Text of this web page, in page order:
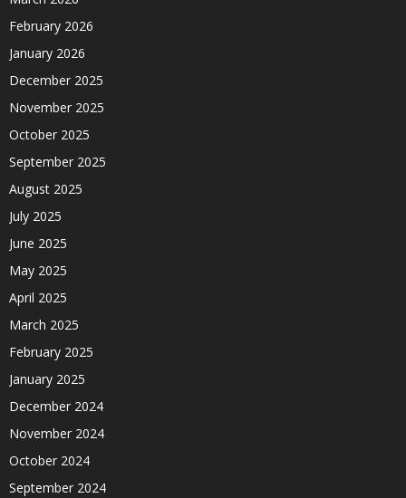
February 2026
January 2026
December 2025
November 2025
October 2025
September 2025
August 2025
July 2025
June 2025
May 2025
April 2025
March 2025
February 2025
January 2025
December 2024
November 2024
October 2024
September 2024